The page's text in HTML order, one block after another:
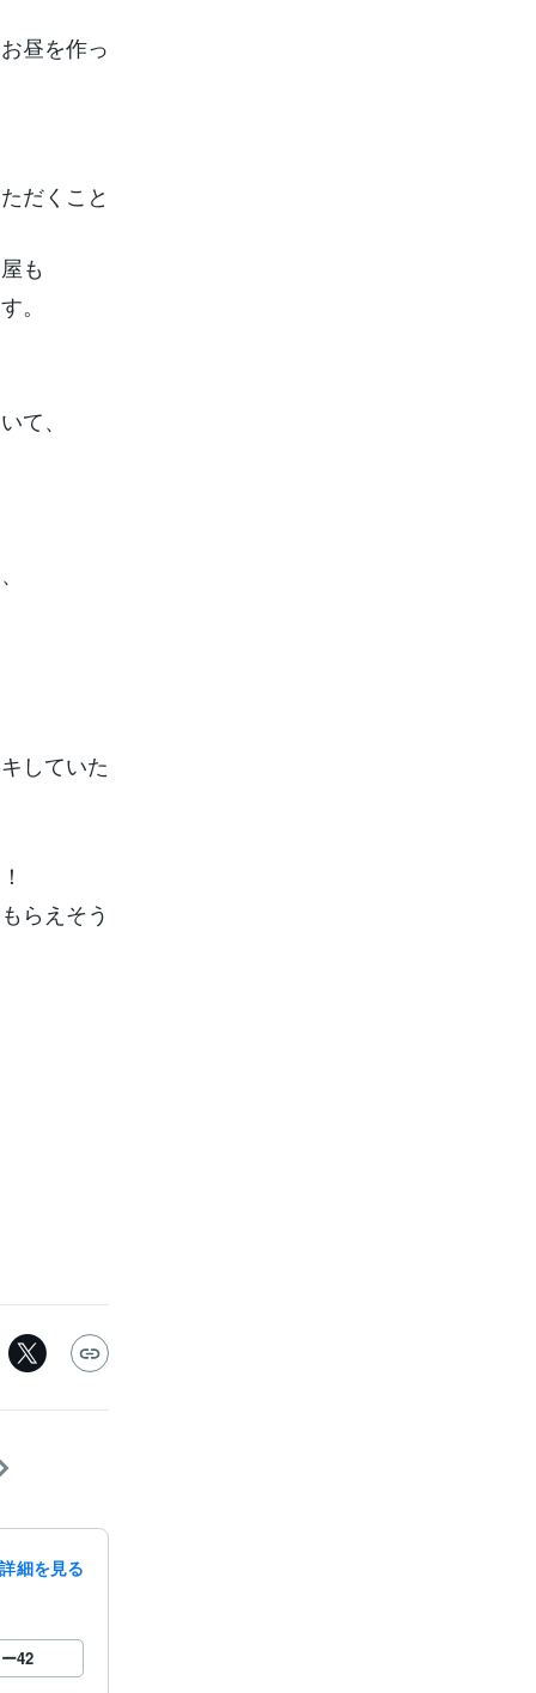
昼を作っ
だくこと
も
。
て、
していた
らえそう
細を見る
42